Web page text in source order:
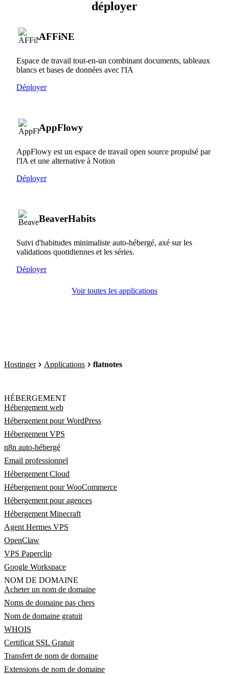
déployer
AFFiNE
Espace de travail tout-en-un combinant documents, tableaux
blancs et bases de données avec l'IA
Déployer
AppFlowy
AppFlowy est un espace de travail open source propulsé par
l'IA et une alternative à Notion
Déployer
BeaverHabits
Suivi d'habitudes minimaliste auto-hébergé, axé sur les
validations quotidiennes et les séries.
Déployer
Voir toutes les applications
Hostinger Applications flatnotes
HÉBERGEMENT
Hébergement web
Hébergement pour WordPress
Hébergement VPS
n8n auto-hébergé
Email professionnel
Hébergement Cloud
Hébergement pour WooCommerce
Hébergement pour agences
Hébergement Minecraft
Agent Hermes VPS
OpenClaw
VPS Paperclip
Google Workspace
NOM DE DOMAINE
Acheter un nom de domaine
Noms de domaine pas chers
Nom de domaine gratuit
WHOIS
Certificat SSL Gratuit
Transfert de nom de domaine
Extensions de nom de domaine